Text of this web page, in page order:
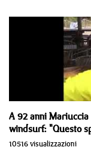
A 92 anni
windsurf: "Questo
10516 visualizzazioni